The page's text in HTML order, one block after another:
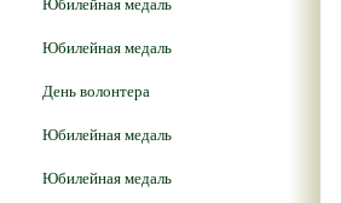
Юбилейная медаль
Юбилейная медаль
День волонтера
Юбилейная медаль
Юбилейная медаль